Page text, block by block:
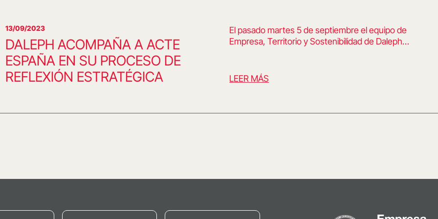
13/09/2023
DALEPH ACOMPAÑA A ACTE
ESPAÑA EN SU PROCESO DE
REFLEXIÓN ESTRATÉGICA
El pasado martes 5 de septiembre el equipo de
Empresa, Territorio y Sostenibilidad de Daleph…
LEER MÁS